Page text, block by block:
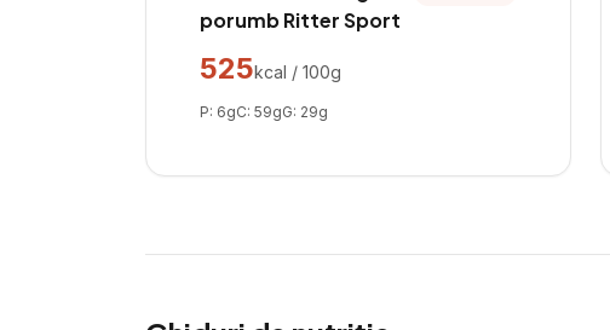
porumb Ritter Sport
525kcal / 100g
P: 6gC: 59gG: 29g